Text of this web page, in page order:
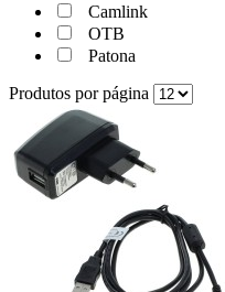
Camlink
OTB
Patona
Produtos por página